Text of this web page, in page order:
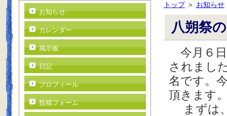
トップ＞ お知らせ
八朔祭
今月６日
されまし
名です。
頂きます
まずは
お知らせ
カレンダー
掲示板
日記
プロフィール
投稿フォーム